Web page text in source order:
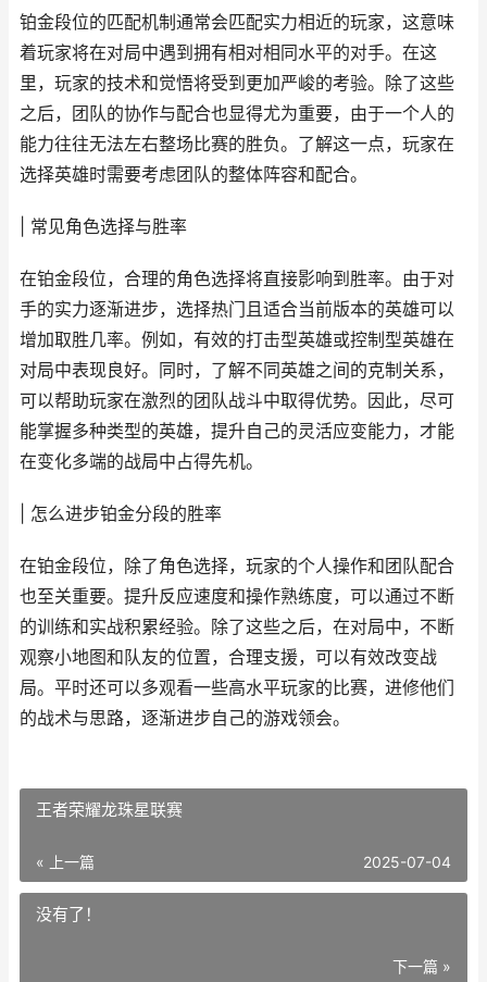
铂金段位的匹配机制通常会匹配实力相近的玩家，这意味
着玩家将在对局中遇到拥有相对相同水平的对手。在这
里，玩家的技术和觉悟将受到更加严峻的考验。除了这些
之后，团队的协作与配合也显得尤为重要，由于一个人的
能力往往无法左右整场比赛的胜负。了解这一点，玩家在
选择英雄时需要考虑团队的整体阵容和配合。
| 常见角色选择与胜率
在铂金段位，合理的角色选择将直接影响到胜率。由于对
手的实力逐渐进步，选择热门且适合当前版本的英雄可以
增加取胜几率。例如，有效的打击型英雄或控制型英雄在
对局中表现良好。同时，了解不同英雄之间的克制关系，
可以帮助玩家在激烈的团队战斗中取得优势。因此，尽可
能掌握多种类型的英雄，提升自己的灵活应变能力，才能
在变化多端的战局中占得先机。
| 怎么进步铂金分段的胜率
在铂金段位，除了角色选择，玩家的个人操作和团队配合
也至关重要。提升反应速度和操作熟练度，可以通过不断
的训练和实战积累经验。除了这些之后，在对局中，不断
观察小地图和队友的位置，合理支援，可以有效改变战
局。平时还可以多观看一些高水平玩家的比赛，进修他们
的战术与思路，逐渐进步自己的游戏领会。
王者荣耀龙珠星联赛
« 上一篇 2025-07-04
没有了！
下一篇 »